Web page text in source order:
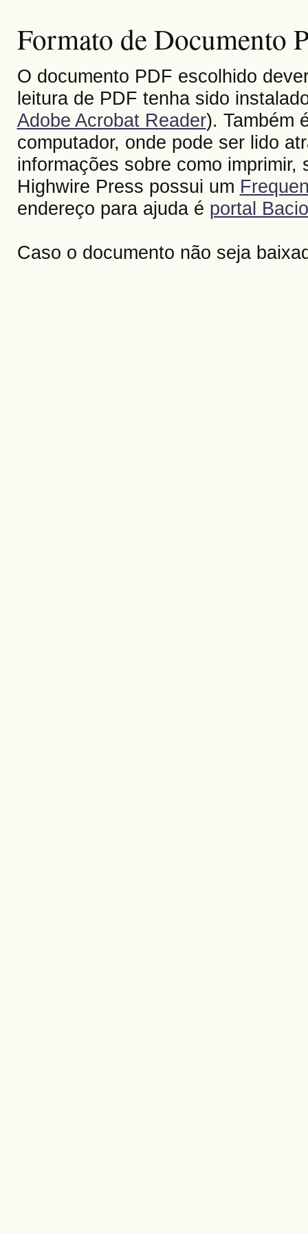
Formato de Documento
O documento PDF escolhido
leitura de PDF tenha sido
Adobe Acrobat Reader). Também
computador, onde pode ser lido
informações sobre como
Highwire Press possui um
endereço para ajuda é portal
Caso o documento não seja